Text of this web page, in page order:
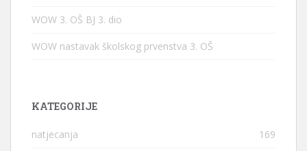
WOW 3. OŠ BJ 3. dio
WOW nastavak školskog prvenstva 3. OŠ
KATEGORIJE
natjecanja 169